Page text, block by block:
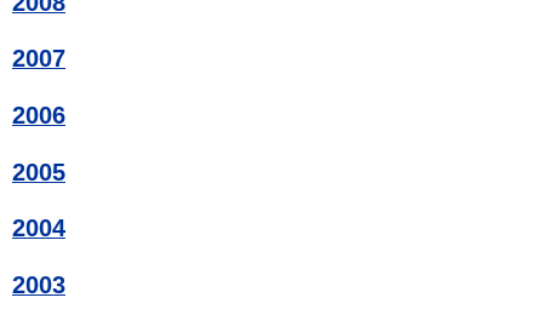
2007
2006
2005
2004
2003